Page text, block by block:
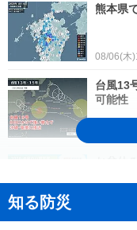
熊本県
08/06(木
台風13
可能性
08/06(木
知る防災